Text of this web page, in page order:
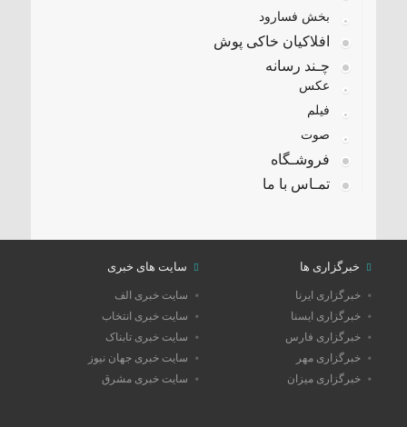
بخش فسارود
افلاکیان خاکی پوش
چـند رسانه
عکس
فیلم
صوت
فروشـگاه
تمـاس با ما
خبرگزاری ها
خبرگزاری ایرنا
خبرگزاری ایسنا
خبرگزاری فارس
خبرگزاری مهر
خبرگزاری میزان
سایت های خبری
سایت خبری الف
سایت خبری انتخاب
سایت خبری تابناک
سایت خبری جهان نیوز
سایت خبری مشرق